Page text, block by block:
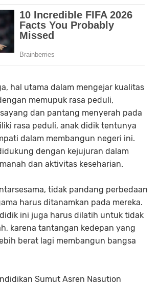
hal utama dalam mengejar kualitas
memupuk rasa peduli,
dan pantang menyerah pada
rasa peduli, anak didik tentunya
dalam membangun negeri ini.
dengan kejujuran dalam
dan aktivitas keseharian.
tidak pandang perbedaan
harus ditanamkan pada mereka.
ini juga harus dilatih untuk tidak
karena tantangan kedepan yang
berat lagi membangun bangsa
Sumut Asren Nasution